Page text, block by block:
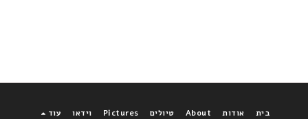
בית אודות About טיולים Pictures וידאו עוד